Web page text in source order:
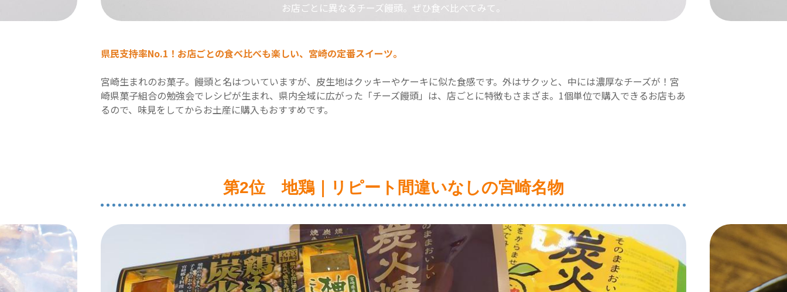
お店ごとに異なるチーズ饅頭。ぜひ食べ比べてみて。
県民支持率No.1！お店ごとの食べ比べも楽しい、宮崎の定番スイーツ。
宮崎生まれのお菓子。饅頭と名はついていますが、皮生地はクッキーやケーキに似た食感です。外はサクッと、中には濃厚なチーズが！宮
崎県菓子組合の勉強会でレシピが生まれ、県内全域に広がった「チーズ饅頭」は、店ごとに特徴もさまざま。1個単位で購入できるお店もあ
るので、味見をしてからお土産に購入もおすすめです。
第2位 地鶏｜リピート間違いなしの宮崎名物